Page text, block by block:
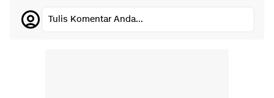
Tulis Komentar Anda...